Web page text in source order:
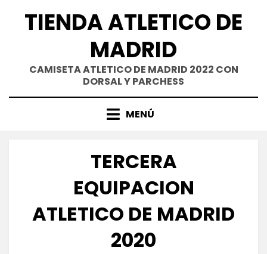
TIENDA ATLETICO DE
MADRID
CAMISETA ATLETICO DE MADRID 2022 CON
DORSAL Y PARCHESS
MENÚ
TERCERA
EQUIPACION
ATLETICO DE MADRID
2020